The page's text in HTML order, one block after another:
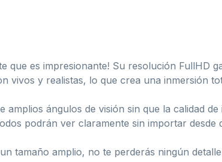
que es impresionante! Su resolución FullHD
vivos y realistas, lo que crea una inmersión
ángulos de visión sin que la calidad
podrán ver claramente sin importar desde
tamaño amplio, no te perderás ningún